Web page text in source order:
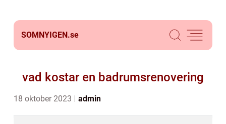
SOMNYIGEN.se
vad kostar en badrumsrenovering
18 oktober 2023 admin